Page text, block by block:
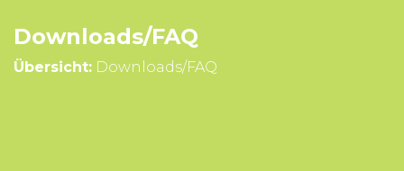
Downloads/FAQ
Übersicht: Downloads/FAQ